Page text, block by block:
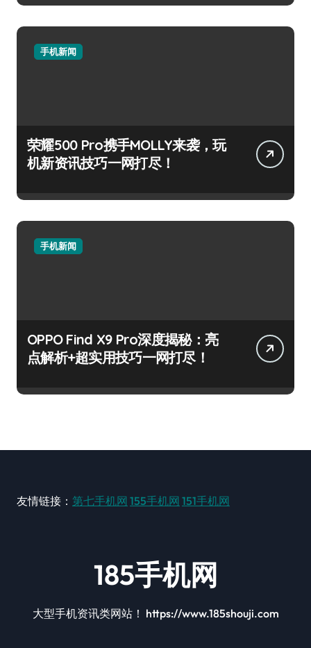
手机新闻
荣耀500 Pro携手MOLLY来袭，玩
机新资讯技巧一网打尽！
手机新闻
OPPO Find X9 Pro深度揭秘：亮
点解析+超实用技巧一网打尽！
友情链接： 第七手机网 155手机网 151手机网
185手机网
大型手机资讯类网站！ https://www.185shouji.com